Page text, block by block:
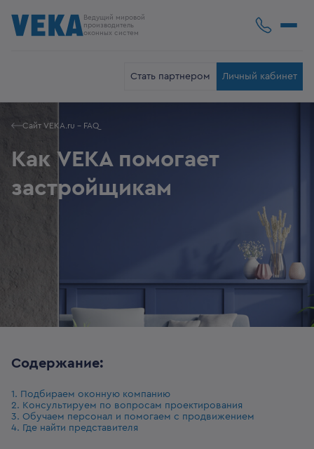
Ведущий мировой
производитель
оконных систем
Стать партнером Личный кабинет
Сайт VEKA.ru - FAQ
Как VEKA помогает
застройщикам
Содержание:
1. Подбираем оконную компанию
2. Консультируем по вопросам проектирования
3. Обучаем персонал и помогаем с продвижением
4. Где найти представителя